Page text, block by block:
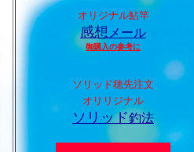
オリジナル鮎竿
感想 メール
御購入の参考に
ソリッド穂先注文
オリリジナル
ソリッド釣法